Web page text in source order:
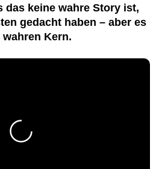
das keine wahre Story ist,
gedacht haben – aber es
Kern.